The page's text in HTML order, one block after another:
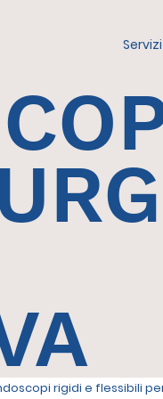
Servizi
rigidi e flessibili